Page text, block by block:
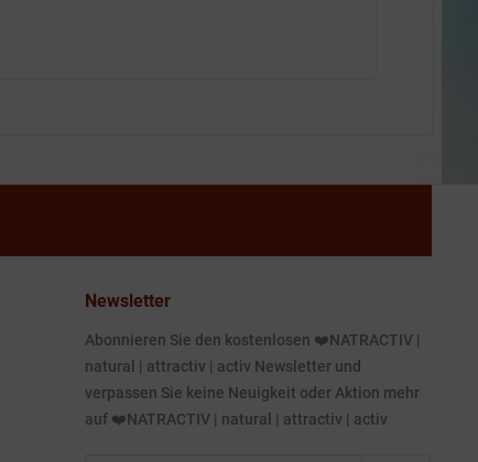
Newsletter
Abonnieren Sie den kostenlosen ❤️NATRACTIV |
natural | attractiv | activ Newsletter und
verpassen Sie keine Neuigkeit oder Aktion mehr
auf ❤️NATRACTIV | natural | attractiv | activ